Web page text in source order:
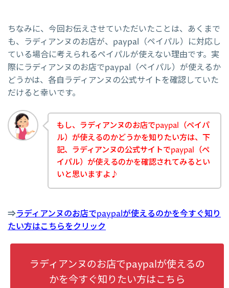
ちなみに、今回お伝えさせていただいたことは、あくまで
も、ラディアンヌのお店が、paypal（ペイパル）に対応し
ている場合に考えられるペイパルが使えない理由です。実
際にラディアンヌのお店でpaypal（ペイパル）が使えるか
どうかは、各自ラディアンヌの公式サイトを確認していた
だけると幸いです。
もし、ラディアンヌのお店でpaypal（ペイパ
ル）が使えるのかどうかを知りたい方は、下
記、ラディアンヌの公式サイトでpaypal（ペ
イパル）が使えるのかを確認されてみるとい
いと思いますよ♪
⇒ラディアンヌのお店でpaypalが使えるのかを今すぐ知り
たい方はこちらをクリック
ラディアンヌのお店でpaypalが使えるの
かを今すぐ知りたい方はこちら